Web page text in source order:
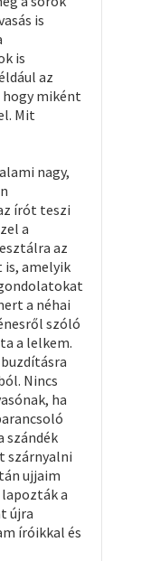
is
is
az
hogy miként
Mit
nagy,
írót teszi
a
az
is, amelyik
a néhai
szóló
a lelkem.
Nincs
ha
szándék
szárnyalni
ujjaim
a
újra
íróikkal és